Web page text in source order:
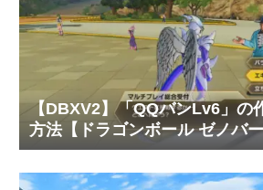
【DBXV2】「QQバンLv6」の
方法【ドラゴンボール ゼノバー